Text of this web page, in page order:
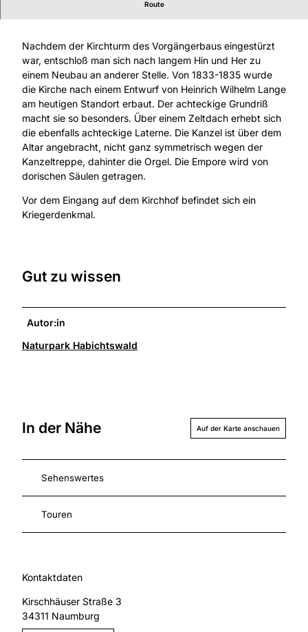
Route
Nachdem der Kirchturm des Vorgängerbaus eingestürzt
war, entschloß man sich nach langem Hin und Her zu
einem Neubau an anderer Stelle. Von 1833-1835 wurde
die Kirche nach einem Entwurf von Heinrich Wilhelm Lange
am heutigen Standort erbaut. Der achteckige Grundriß
macht sie so besonders. Über einem Zeltdach erhebt sich
die ebenfalls achteckige Laterne. Die Kanzel ist über dem
Altar angebracht, nicht ganz symmetrisch wegen der
Kanzeltreppe, dahinter die Orgel. Die Empore wird von
dorischen Säulen getragen.
Vor dem Eingang auf dem Kirchhof befindet sich ein
Kriegerdenkmal.
Gut zu wissen
Autor:in
Naturpark Habichtswald
In der Nähe Auf der Karte anschauen
Sehenswertes
Touren
Kontaktdaten
Kirschhäuser Straße 3
34311 Naumburg